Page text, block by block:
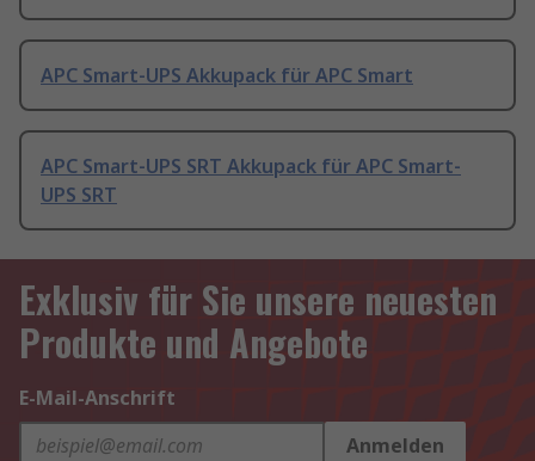
APC Smart-UPS Akkupack für APC Smart
APC Smart-UPS SRT Akkupack für APC Smart-
UPS SRT
Exklusiv für Sie unsere neuesten
Produkte und Angebote
E-Mail-Anschrift
Anmelden